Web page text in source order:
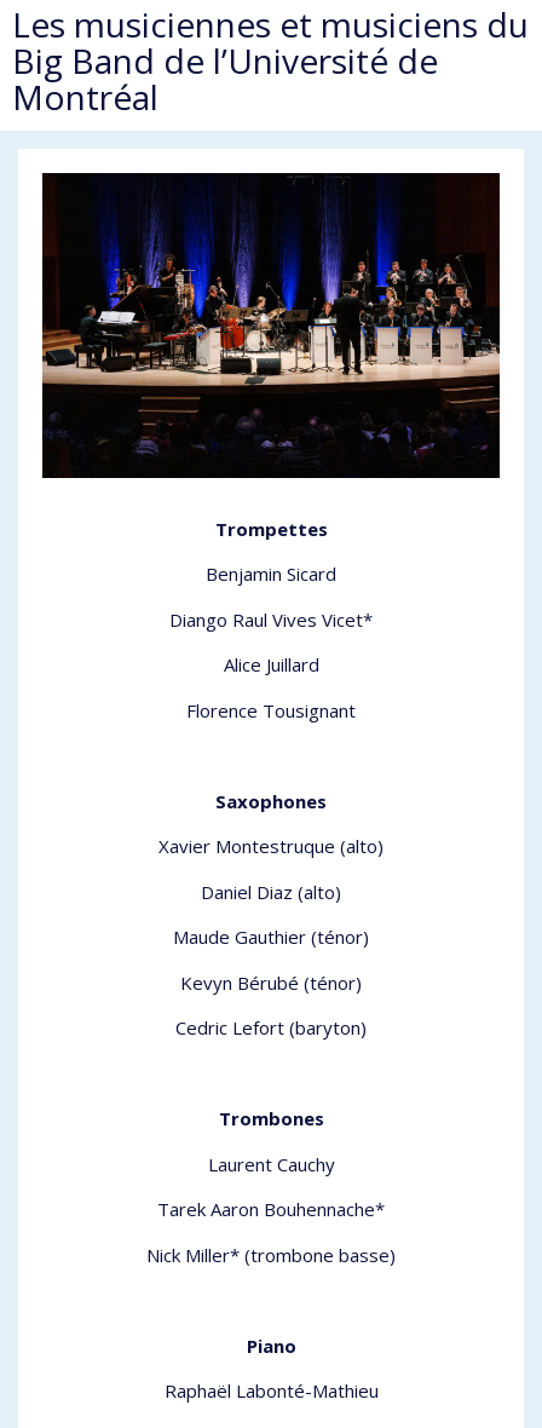
Les musiciennes et musiciens du
Big Band de l’Université de
Montréal
Trompettes
Benjamin Sicard
Diango Raul Vives Vicet*
Alice Juillard
Florence Tousignant
Saxophones
Xavier Montestruque (alto)
Daniel Diaz (alto)
Maude Gauthier (ténor)
Kevyn Bérubé (ténor)
Cedric Lefort (baryton)
Trombones
Laurent Cauchy
Tarek Aaron Bouhennache*
Nick Miller* (trombone basse)
Piano
Raphaël Labonté-Mathieu